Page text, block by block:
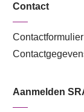
Contact
Contactformulier
Aanmelden